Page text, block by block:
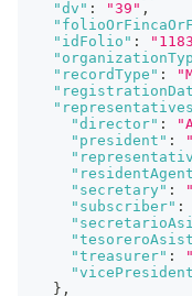
"dv" : "39" ,
"idFolio" :
"recordType" :
"director" :
"president" :
"secretary" :
"subscriber" :
"treasurer" :
} ,